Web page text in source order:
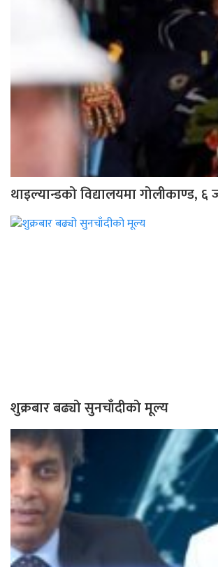
थाइल्यान्डको विद्यालयमा गोलीकाण्ड, ६
शुक्रबार बढ्यो सुनचाँदीको मूल्य